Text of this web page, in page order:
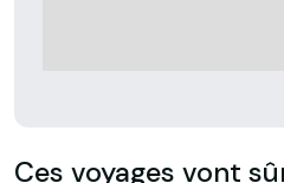
Ces voyages vont